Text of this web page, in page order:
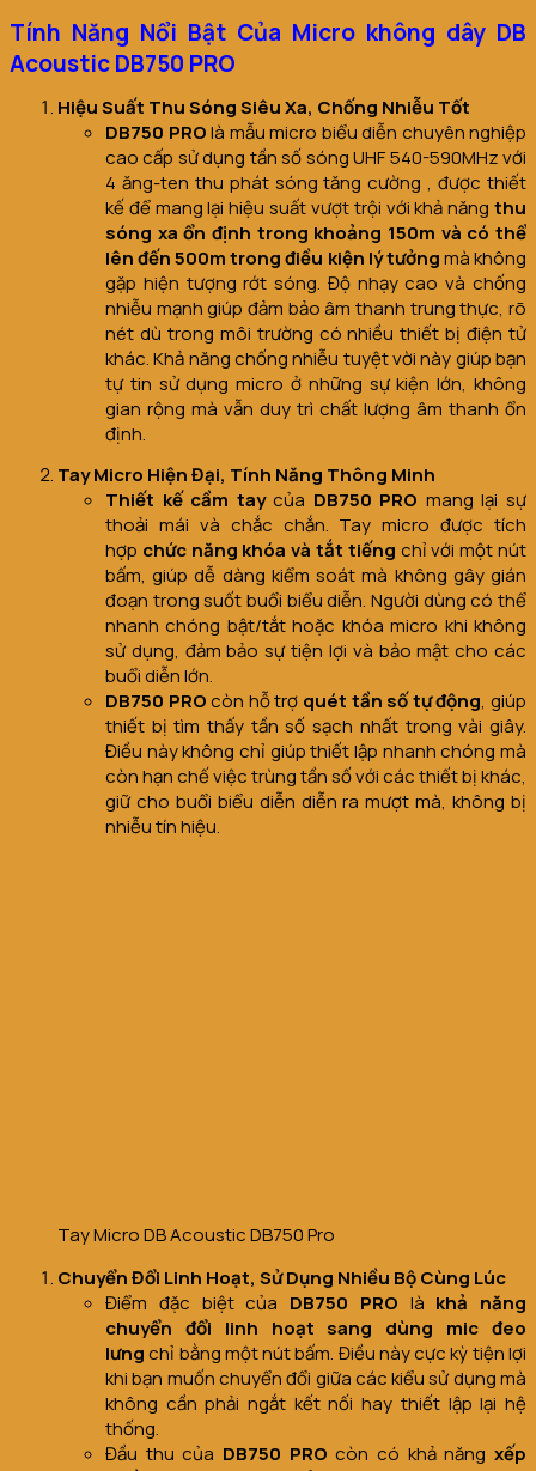
Tính Năng Nổi Bật Của Micro không dây DB
Acoustic DB750 PRO
Hiệu Suất Thu Sóng Siêu Xa, Chống Nhiễu Tốt
DB750 PROlà mẫu micro biểu diễn chuyên nghiệp
cao cấp sử dụng tần số sóng UHF 540-590MHz với
4 ăng-ten thu phát sóng tăng cường , được thiết
kế để mang lại hiệu suất vượt trội với khả năng thu
sóng xa ổn định trong khoảng 150m và có thể
lên đến 500m trong điều kiện lý tưởngmà không
gặp hiện tượng rớt sóng. Độ nhạy cao và chống
nhiễu mạnh giúp đảm bảo âm thanh trung thực, rõ
nét dù trong môi trường có nhiều thiết bị điện tử
khác. Khả năng chống nhiễu tuyệt vời này giúp bạn
tự tin sử dụng micro ở những sự kiện lớn, không
gian rộng mà vẫn duy trì chất lượng âm thanh ổn
định.
Tay Micro Hiện Đại, Tính Năng Thông Minh
Thiết kế cầm taycủa DB750 PRO mang lại sự
thoải mái và chắc chắn. Tay micro được tích
hợp chức năng khóa và tắt tiếng chỉ với một nút
bấm, giúp dễ dàng kiểm soát mà không gây gián
đoạn trong suốt buổi biểu diễn. Người dùng có thể
nhanh chóng bật/tắt hoặc khóa micro khi không
sử dụng, đảm bảo sự tiện lợi và bảo mật cho các
buổi diễn lớn.
DB750 PROcòn hỗ trợ quét tần số tự động, giúp
thiết bị tìm thấy tần số sạch nhất trong vài giây.
Điều này không chỉ giúp thiết lập nhanh chóng mà
còn hạn chế việc trùng tần số với các thiết bị khác,
giữ cho buổi biểu diễn diễn ra mượt mà, không bị
nhiễu tín hiệu.
Tay Micro DB Acoustic DB750 Pro
Chuyển Đổi Linh Hoạt, Sử Dụng Nhiều Bộ Cùng Lúc
Điểm đặc biệt của DB750 PRO là khả năng
chuyển đổi linh hoạt sang dùng mic đeo
lưngchỉ bằng một nút bấm. Điều này cực kỳ tiện lợi
khi bạn muốn chuyển đổi giữa các kiểu sử dụng mà
không cần phải ngắt kết nối hay thiết lập lại hệ
thống.
Đầu thu của DB750 PRO còn có khả năngxếp